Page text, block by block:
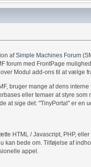
afSimple Machines Forum
forum med FrontPage
Modul add-ons til at vælge
bruger mange af dens
eller temaer at styre som
at sige det: "TinyPortal" er en
HTML / Javascript, PHP,
kan bede om. Tilføjelse af
appel.